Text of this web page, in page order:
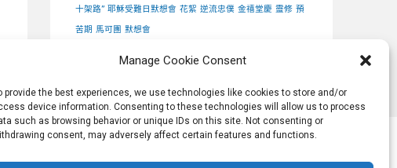
Manage Cookie Consent
provide the best experiences, we use technologies like cookies to store and/or
device information. Consenting to these technologies will allow us to process
such as browsing behavior or unique IDs on this site. Not consenting or
consent, may adversely affect certain features and functions.
十架路” 耶穌受難日默想會 花絮 逆流忠僕 金禧堂慶 靈修 預
苦期 馬可團 默想會